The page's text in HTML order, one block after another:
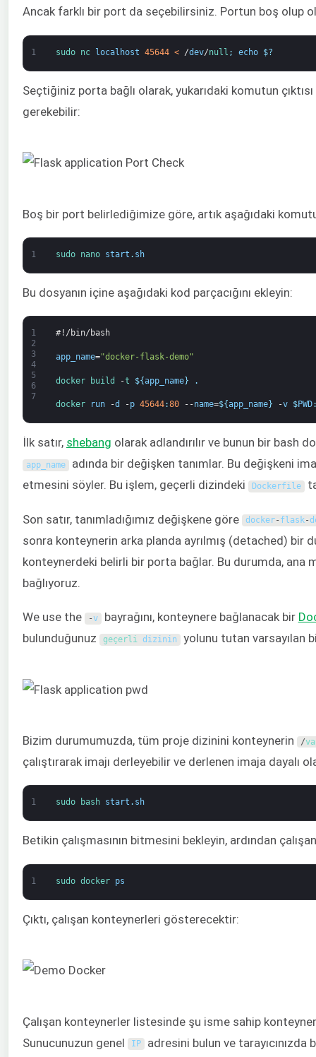
Ancak farklı bir port da seçebilirsiniz. Portun boş olup
1 sudo nc localhost 45644 < /dev/null ; echo $?
Seçtiğiniz porta bağlı olarak, yukarıdaki komutun çıktısı
gerekebilir:
Boş bir port belirlediğimize göre, artık aşağıdaki
1 sudo nano start . sh
Bu dosyanın içine aşağıdaki kod parçacığını ekleyin:
1
2
3
4
5
6
7
#!/bin/bash
app_name="docker-flask-demo"
docker build -t ${app_name} .
docker run -d -p 45644:80 --name=${app_name} -v $PWD
İlk satır, shebang olarak adlandırılır ve bunun bir bash
app_name adında bir değişken tanımlar. Bu değişkeni
etmesini söyler. Bu işlem, geçerli dizindeki
Dockerfile
Son satır, tanımladığımız değişkene göre docker- flask-
sonra konteynerin arka planda ayrılmış (detached) bir
konteynerdeki belirli bir porta bağlar. Bu durumda, ana
bağlıyoruz.
We use the -v bayrağını, konteynere bağlanacak bir
bulunduğunuz
geçerli dizinin yolunu tutan varsayılan
Bizim durumumuzda, tüm proje dizinini konteynerin /
çalıştırarak imajı derleyebilir ve derlenen imaja dayalı
1 sudo bash start . sh
Betikin çalışmasının bitmesini bekleyin, ardından
1 sudo docker ps
Çıktı, çalışan konteynerleri gösterecektir:
Çalışan konteynerler listesinde şu isme sahip
Sunucunuzun genel
IP adresini bulun ve